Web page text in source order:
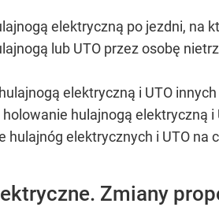
elektryczną po jezdni, na
lub UTO przez osobę
elektryczną i UTO
hulajnogą elektryczną i
hulajnóg elektrycznych i UTO
Zmiany